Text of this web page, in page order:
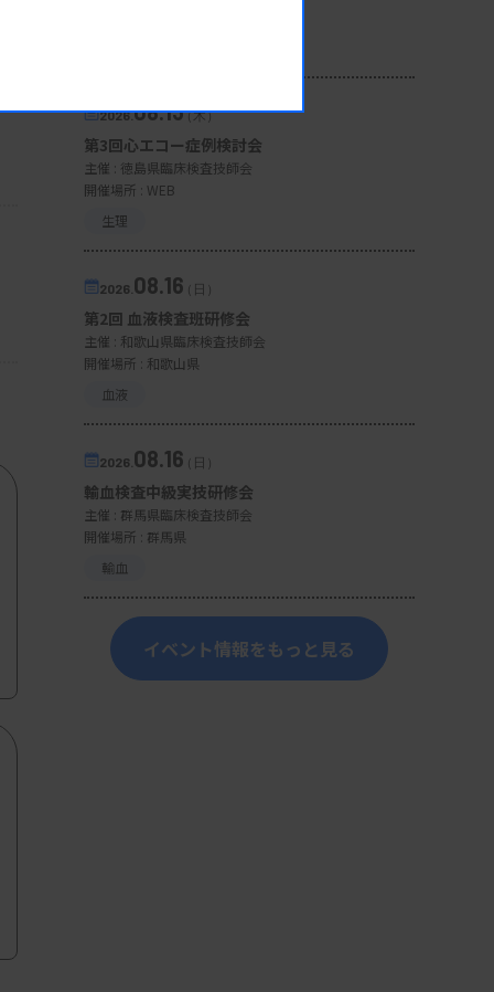
2026.08.13（木）
第3回心エコー症例検討会
主催 : 徳島県臨床検査技師会
開催場所 : WEB
生理
2026. 08.16（日）
第2回 血液検査班研修会
主催 : 和歌山県臨床検査技師会
開催場所 : 和歌山県
血液
2026. 08.16（日）
輸血検査中級実技研修会
主催 : 群馬県臨床検査技師会
開催場所 : 群馬県
輸血
イベント情報をもっと見る